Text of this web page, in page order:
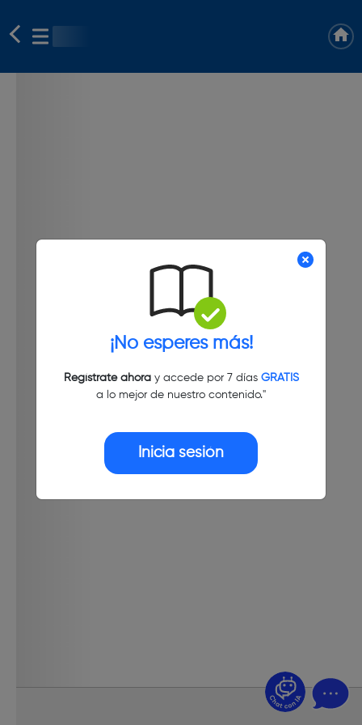
¡No esperes más!
Regístrate ahoray accede por 7 días GRATIS
a lo mejor de nuestro contenido."
Inicia sesión